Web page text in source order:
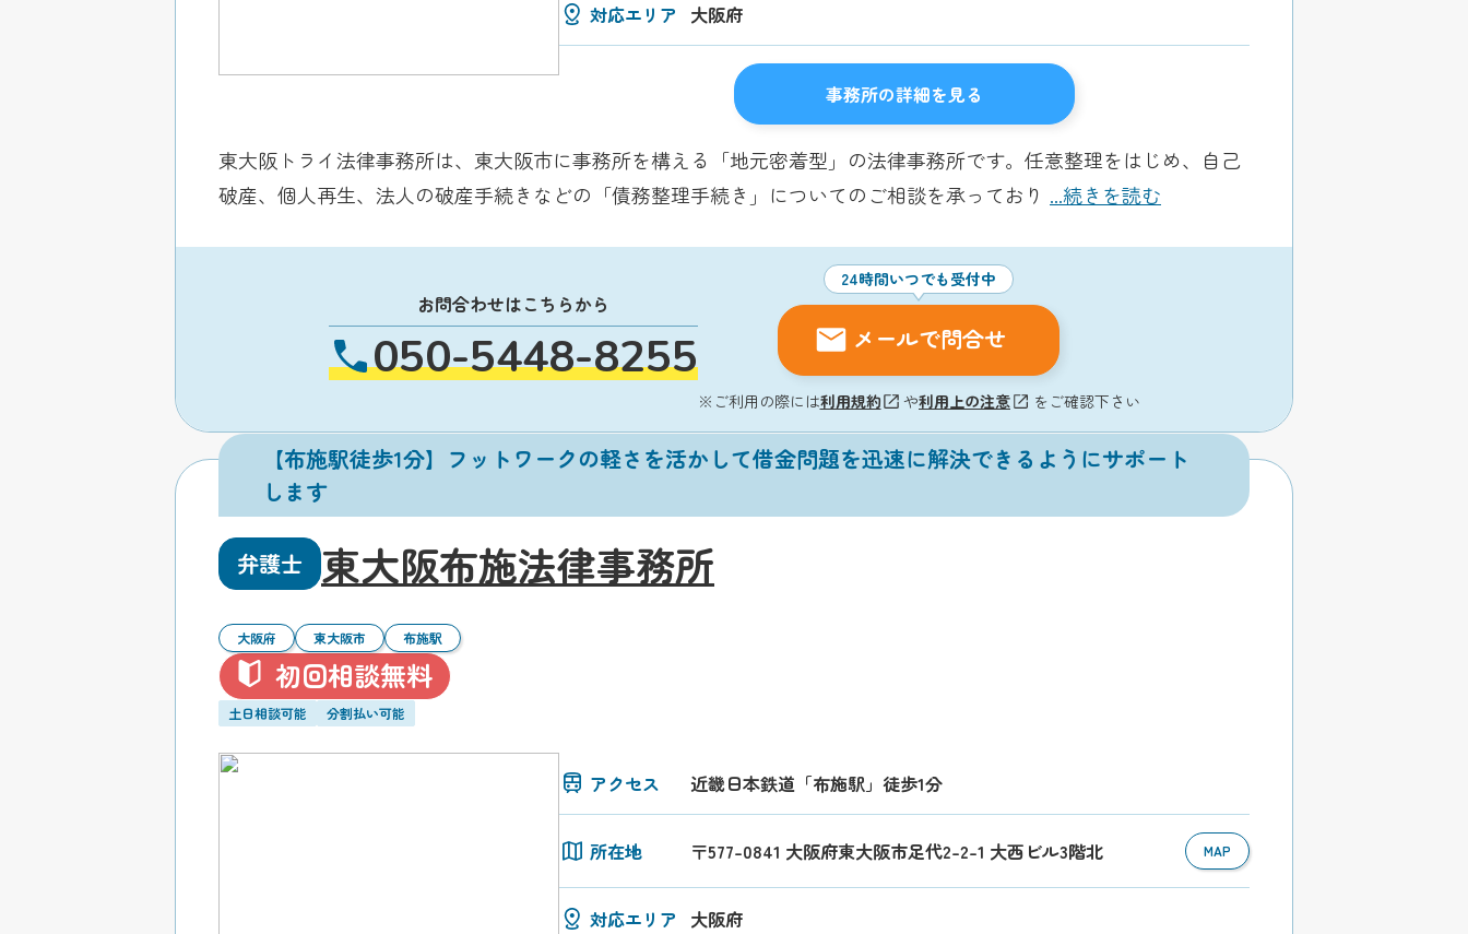
対応エリア 大阪府
事務所の詳細を見る
東大阪トライ法律事務所は、東大阪市に事務所を構える「地元密着型」の法律事務所です。任意整理をはじめ、自己
破産、個人再生、法人の破産手続きなどの「債務整理手続き」についてのご相談を承っており ...続きを読む
お問合わせはこちらから
050-5448-8255
24時間いつでも受付中
メールで問合せ
※ご利用の際には利用規約 や利用上の注意 をご確認下さい
【布施駅徒歩1分】フットワークの軽さを活かして借金問題を迅速に解決できるようにサポート
します
弁護士 東大阪布施法律事務所
大阪府 東大阪市 布施駅
初回相談無料
土日相談可能 分割払い可能
アクセス 近畿日本鉄道「布施駅」徒歩1分
所在地 〒577-0841 大阪府東大阪市足代2-2-1 大西ビル3階北 MAP
対応エリア 大阪府